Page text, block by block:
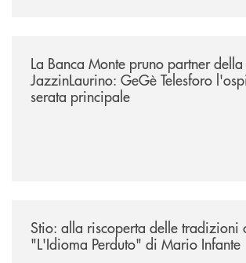
La Banca Monte pruno partner
JazzinLaurino: GeGè Telesforo
serata principale
Stio: alla riscoperta delle tradizioni
"L'Idioma Perduto" di Mario Infante